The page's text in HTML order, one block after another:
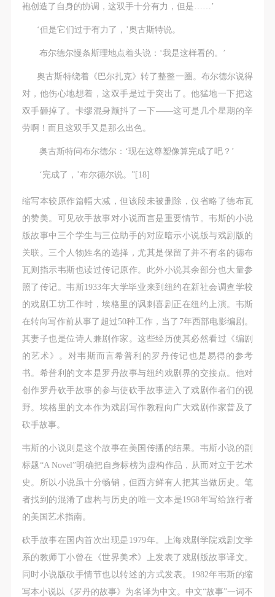
袍创造了自身的协调，这双手十分有力，但是……’
‘但是它们过于有力了，’奥古斯特说。
布尔德尔慢条斯理地点着头说：‘我是这样看的。’
奥古斯特绕着《巴尔扎克》转了整整一圈。布尔德尔说得
对，他伤心地想着，这双手是过于突出了。他猛地一下把这
双手砸掉了。卡缪混身颤抖了一下——这可是几个星期的辛
劳啊！而且这双手又是那么出色。
奥古斯特问布尔德尔：‘现在这尊塑像算完成了吧？’
‘完成了，’布尔德尔说。”[18]
缩写本较原作篇幅大减，但该段未被删除，仅省略了德布瓦
的赞美。可见砍手故事对小说而言是重要情节。韦斯的小说
版故事中三个学生与三位助手的对应暗示小说版与戏剧版的
关联。三个人物姓名的选择，尤其是保留了并不有名的德布
瓦则指示韦斯也读过传记原作。此外小说其余部分也大量参
照了传记。韦斯1933年大学毕业来到纽约在新社会调查学校
的戏剧工坊工作时，埃格里的讽刺喜剧正在纽约上演。韦斯
在转向写作前从事了超过50种工作，当了7年西部电影编剧。
其妻子也是位诗人兼剧作家。这些经历使其必然看过《编剧
的艺术》。对韦斯而言希普利的罗丹传记也是易得的参考
书。希普利的文本是罗丹故事与纽约戏剧界的交接点。他对
创作罗丹砍手故事的参与使砍手故事进入了戏剧作者们的视
野。埃格里的文本作为戏剧写作教程向广大戏剧作家普及了
砍手故事。
韦斯的小说则是这个故事在美国传播的结果。韦斯小说的副
标题“A Novel”明确把自身标榜为虚构作品，从而对立于艺术
史。所以小说虽十分畅销，但西方鲜有人把其当做历史。笔
者找到的混淆了虚构与历史的唯一文本是1968年写给旅行者
的美国艺术指南。
砍手故事在国内首次出现是1979年。上海戏剧学院戏剧文学
系的教师丁小曾在《世界美术》上发表了戏剧版故事译文。
同时小说版砍手情节也以转述的方式发表。1982年韦斯的缩
写本小说以《罗丹的故事》为名译为中文。中文“故事”一词不